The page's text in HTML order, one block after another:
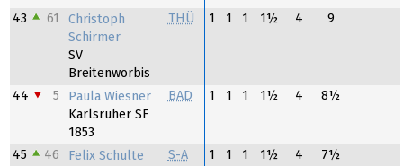
43 61
Christoph
Schirmer
SV
Breitenworbis
THÜ 1 1 1 1½ 4 9
44 5
Paula Wiesner
Karlsruher SF
1853
BAD 1 1 1 1½ 4 8½
45 46 Felix Schulte S-A 1 1 1 1½ 4 7½